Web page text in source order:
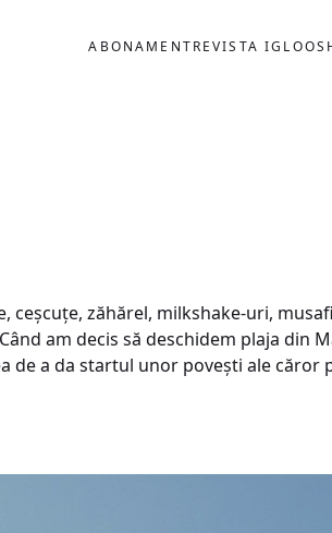
ABONAMENTREVISTA IGLOO
ceşcuţe, zăhărel, milkshake-uri,
am decis să deschidem plaja din
de a da startul unor poveşti ale căror